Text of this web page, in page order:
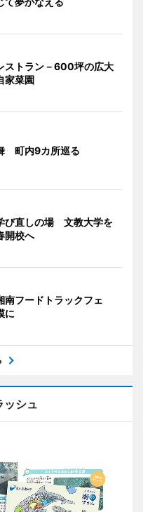
ストラン－600坪の広大
家菜園
町内9カ所巡る
び直しの場 文教大学を
開校へ
南フードトラックフェ
に
ッシュ